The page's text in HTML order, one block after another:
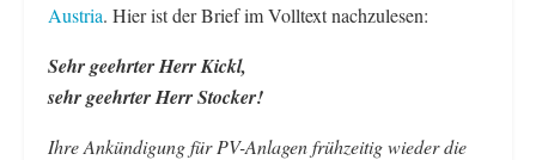
Austria. Hier ist der Brief im Volltext nachzulesen:
Sehr geehrter Herr Kickl,
sehr geehrter Herr Stocker!
Ihre Ankündigung für PV-Anlagen frühzeitig wieder die